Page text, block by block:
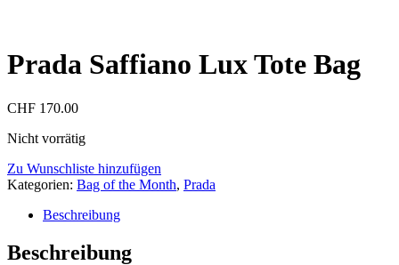
Prada Saffiano Lux Tote Bag
CHF 170.00
Nicht vorrätig
Zu Wunschliste hinzufügen
Kategorien: Bag of the Month, Prada
Beschreibung
Beschreibung